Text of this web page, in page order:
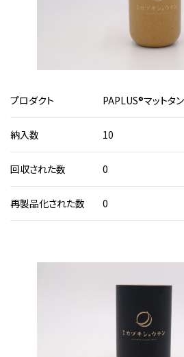
プロダクト PAPLUS®マットタ
納入数 10
回収された数 0
再製品化された数 0